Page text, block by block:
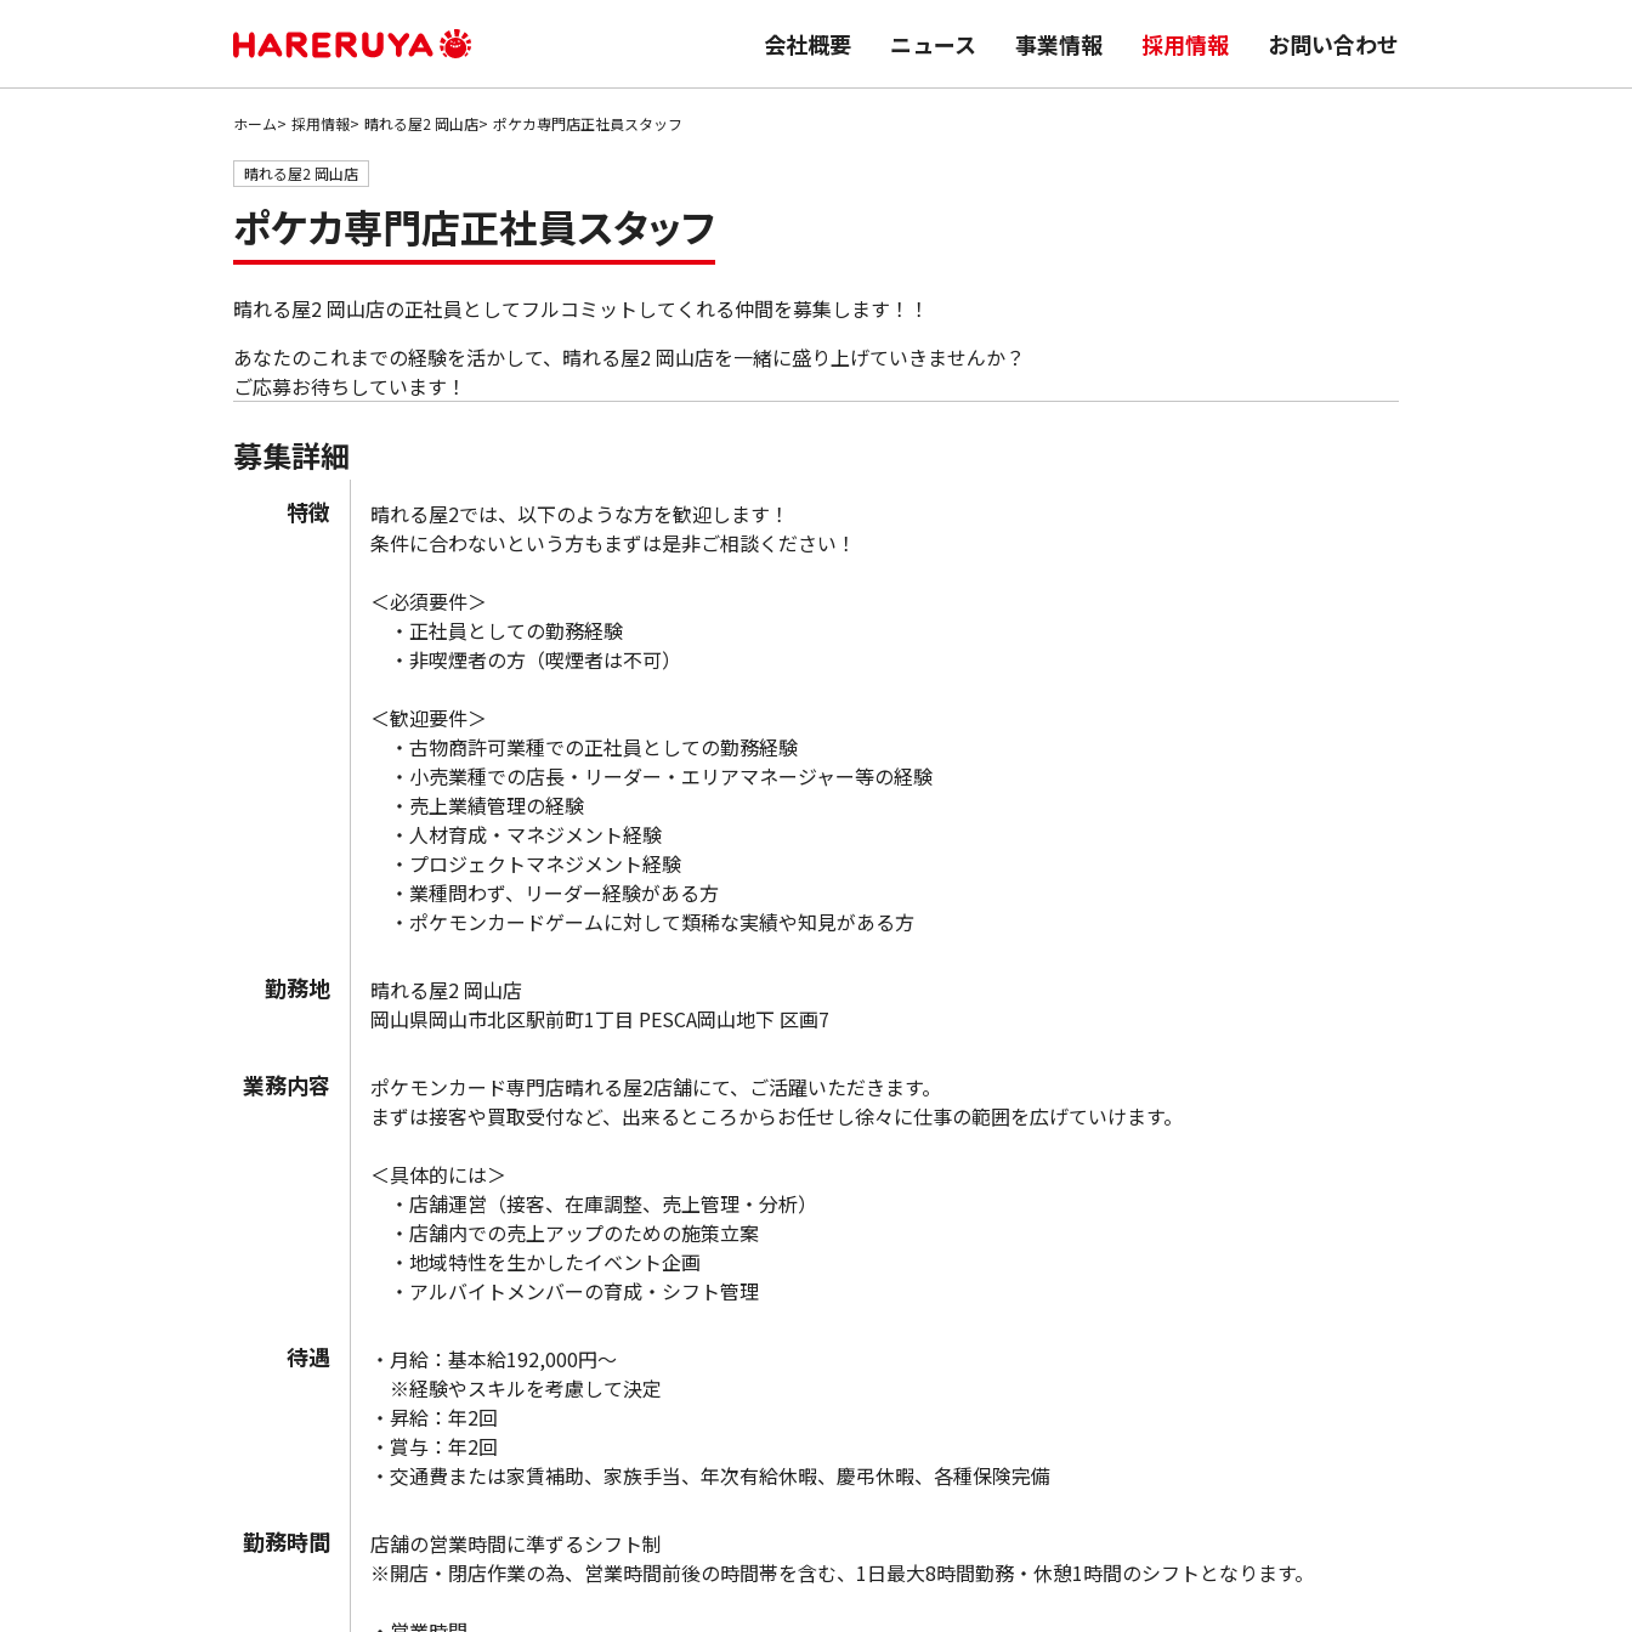
会社概要 ニュース 事業情報 採用情報 お問い合わせ
ホーム 採用情報 晴れる屋2 岡山店 ポケカ専門店正社員スタッフ
晴れる屋2 岡山店
ポケカ専門店正社員スタッフ
晴れる屋2 岡山店の正社員としてフルコミットしてくれる仲間を募集します！！
あなたのこれまでの経験を活かして、晴れる屋2 岡山店を一緒に盛り上げていきませんか？
ご応募お待ちしています！
募集詳細
特徴
晴れる屋2では、以下のような方を歓迎します！
条件に合わないという方もまずは是非ご相談ください！
＜必須要件＞
・正社員としての勤務経験
・非喫煙者の方（喫煙者は不可）
＜歓迎要件＞
・古物商許可業種での正社員としての勤務経験
・小売業種での店長・リーダー・エリアマネージャー等の経験
・売上業績管理の経験
・人材育成・マネジメント経験
・プロジェクトマネジメント経験
・業種問わず、リーダー経験がある方
・ポケモンカードゲームに対して類稀な実績や知見がある方
勤務地
晴れる屋2 岡山店
岡山県岡山市北区駅前町1丁目 PESCA岡山地下 区画7
業務内容
ポケモンカード専門店晴れる屋2店舗にて、ご活躍いただきます。
まずは接客や買取受付など、出来るところからお任せし徐々に仕事の範囲を広げていけます。
＜具体的には＞
・店舗運営（接客、在庫調整、売上管理・分析）
・店舗内での売上アップのための施策立案
・地域特性を生かしたイベント企画
・アルバイトメンバーの育成・シフト管理
待遇
・月給：基本給192,000円～
※経験やスキルを考慮して決定
・昇給：年2回
・賞与：年2回
・交通費または家賃補助、家族手当、年次有給休暇、慶弔休暇、各種保険完備
勤務時間
店舗の営業時間に準ずるシフト制
※開店・閉店作業の為、営業時間前後の時間帯を含む、1日最大8時間勤務・休憩1時間のシフトとなります。